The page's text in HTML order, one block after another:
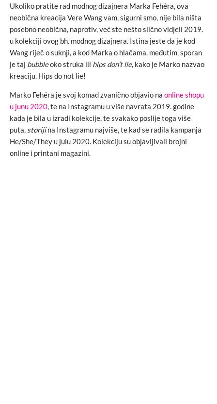
Ukoliko pratite rad modnog dizajnera Marka Fehéra, ova
neobična kreacija Vere Wang vam, sigurni smo, nije bila ništa
posebno neobična, naprotiv, već ste nešto slično vidjeli 2019.
u kolekciji ovog bh. modnog dizajnera. Istina jeste da je kod
Wang riječ o suknji, a kod Marka o hlačama, međutim, sporan
je taj bubbleoko struka ili hips don’t lie, kako je Marko nazvao
kreaciju. Hips do not lie!
Marko Fehéra je svoj komad zvanično objavio na online shopu
u junu 2020, te na Instagramu u više navrata 2019. godine
kada je bila u izradi kolekcije, te svakako poslije toga više
puta, storijina Instagramu najviše, te kad se radila kampanja
He/She/They u julu 2020. Kolekciju su objavljivali brojni
online i printani magazini.